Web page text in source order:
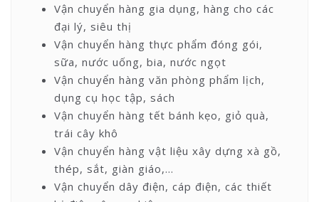
Vận chuyển hàng gia dụng, hàng cho các
đại lý, siêu thị
Vận chuyển hàng thực phẩm đóng gói,
sữa, nước uống, bia, nước ngọt
Vận chuyển hàng văn phòng phẩm lịch,
dụng cụ học tập, sách
Vận chuyển hàng tết bánh kẹo, giỏ quà,
trái cây khô
Vận chuyển hàng vật liệu xây dựng xà gồ,
thép, sắt, giàn giáo,…
Vận chuyển dây điện, cáp điện, các thiết